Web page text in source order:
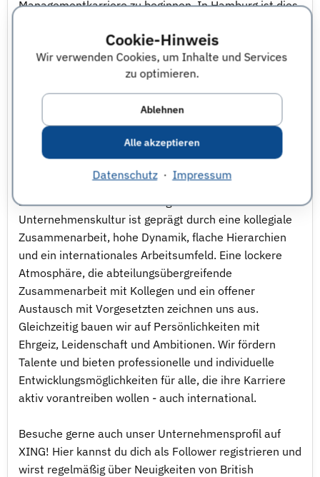
Cookie-Hinweis
Wir verwenden Cookies, um Inhalte und Services
zu optimieren.
Ablehnen
Alle akzeptieren
Datenschutz· Impressum
Managementkarriere zu beginnen. In Hamburg ist dies
In Bayreuth ist es im Bereich
Operations/Manufacturing möglich.
Zudem schreiben wir regelmäßig
Direkteinstiegspositionen in verschiedenen Bereichen
aus. - Informationen zum Einstellungsprofil - Mögliche
Einsatzbereiche und Fachrichtungen:
Wirtschaftswissenschaften, Marketing, Finance, HR,
Wirtschaft, Logistik, Produktion oder Material - weitere
Infos - Unsere mehrfach ausgezeichnete
Unternehmenskultur ist geprägt durch eine kollegiale
Zusammenarbeit, hohe Dynamik, flache Hierarchien
und ein internationales Arbeitsumfeld. Eine lockere
Atmosphäre, die abteilungsübergreifende
Zusammenarbeit mit Kollegen und ein offener
Austausch mit Vorgesetzten zeichnen uns aus.
Gleichzeitig bauen wir auf Persönlichkeiten mit
Ehrgeiz, Leidenschaft und Ambitionen. Wir fördern
Talente und bieten professionelle und individuelle
Entwicklungsmöglichkeiten für alle, die ihre Karriere
aktiv vorantreiben wollen - auch international.
Besuche gerne auch unser Unternehmensprofil auf
XING! Hier kannst du dich als Follower registrieren und
wirst regelmäßig über Neuigkeiten von British